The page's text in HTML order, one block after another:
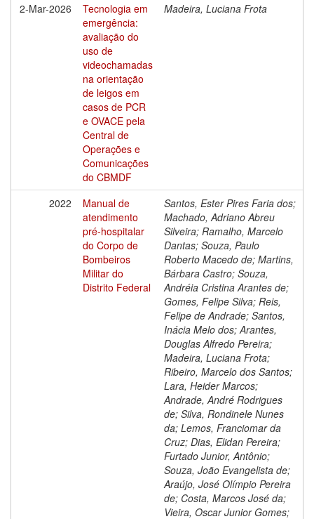
2-Mar-2026
Tecnologia em
emergência:
avaliação do
uso de
videochamadas
na orientação
de leigos em
casos de PCR
e OVACE pela
Central de
Operações e
Comunicações
do CBMDF
Madeira, Luciana Frota
2022
Manual de
atendimento
pré-hospitalar
do Corpo de
Bombeiros
Militar do
Distrito Federal
Santos, Ester Pires Faria dos;
Machado, Adriano Abreu
Silveira; Ramalho, Marcelo
Dantas; Souza, Paulo
Roberto Macedo de; Martins,
Bárbara Castro; Souza,
Andréia Cristina Arantes de;
Gomes, Felipe Silva; Reis,
Felipe de Andrade; Santos,
Inácia Melo dos; Arantes,
Douglas Alfredo Pereira;
Madeira, Luciana Frota;
Ribeiro, Marcelo dos Santos;
Lara, Heider Marcos;
Andrade, André Rodrigues
de; Silva, Rondinele Nunes
da; Lemos, Franciomar da
Cruz; Dias, Elidan Pereira;
Furtado Junior, Antônio;
Souza, João Evangelista de;
Araújo, José Olímpio Pereira
de; Costa, Marcos José da;
Vieira, Oscar Junior Gomes;